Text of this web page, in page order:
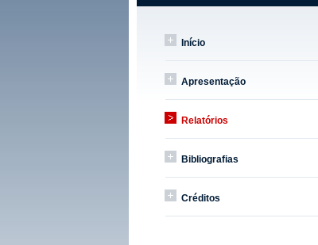
Início
Apresentação
Relatórios
Bibliografias
Créditos